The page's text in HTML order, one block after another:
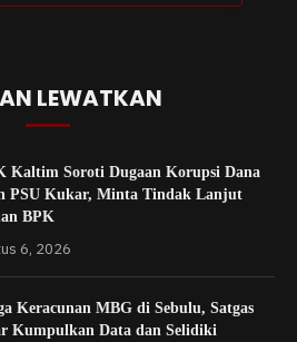
LEWATKAN
Kaltim Soroti Dugaan Korupsi Dana
PSU Kukar, Minta Tindak Lanjut
BPK
6, 2026
Keracunan MBG di Sebulu, Satgas
Kumpulkan Data dan Selidiki